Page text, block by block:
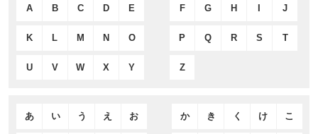
A B C D E F G H J
K L M N O P Q R S T
U V W X Y Z
あ い う え お か き く け こ